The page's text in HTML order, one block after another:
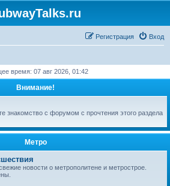
Вход
Регистрация
время: 07 авг 2026, 01:42
Внимание!
с форумом с прочтения этого раздела
Метро
новости о метрополитене и метрострое.